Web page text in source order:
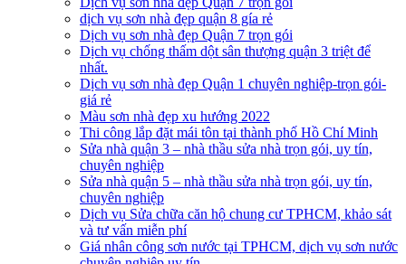
dịch vụ sơn nhà đẹp quận 8 gía rẻ
Dịch vụ sơn nhà đẹp Quận 7 trọn gói
Dịch vụ chống thấm dột sân thượng quận 3 triệt để
nhất.
Dịch vụ sơn nhà đẹp Quận 1 chuyên nghiệp-trọn gói-
giá rẻ
Màu sơn nhà đẹp xu hướng 2022
Thi công lắp đặt mái tôn tại thành phố Hồ Chí Minh
Sửa nhà quận 3 – nhà thầu sửa nhà trọn gói, uy tín,
chuyên nghiệp
Sửa nhà quận 5 – nhà thầu sửa nhà trọn gói, uy tín,
chuyên nghiệp
Dịch vụ Sửa chữa căn hộ chung cư TPHCM, khảo sát
và tư vấn miễn phí
Giá nhân công sơn nước tại TPHCM, dịch vụ sơn nước